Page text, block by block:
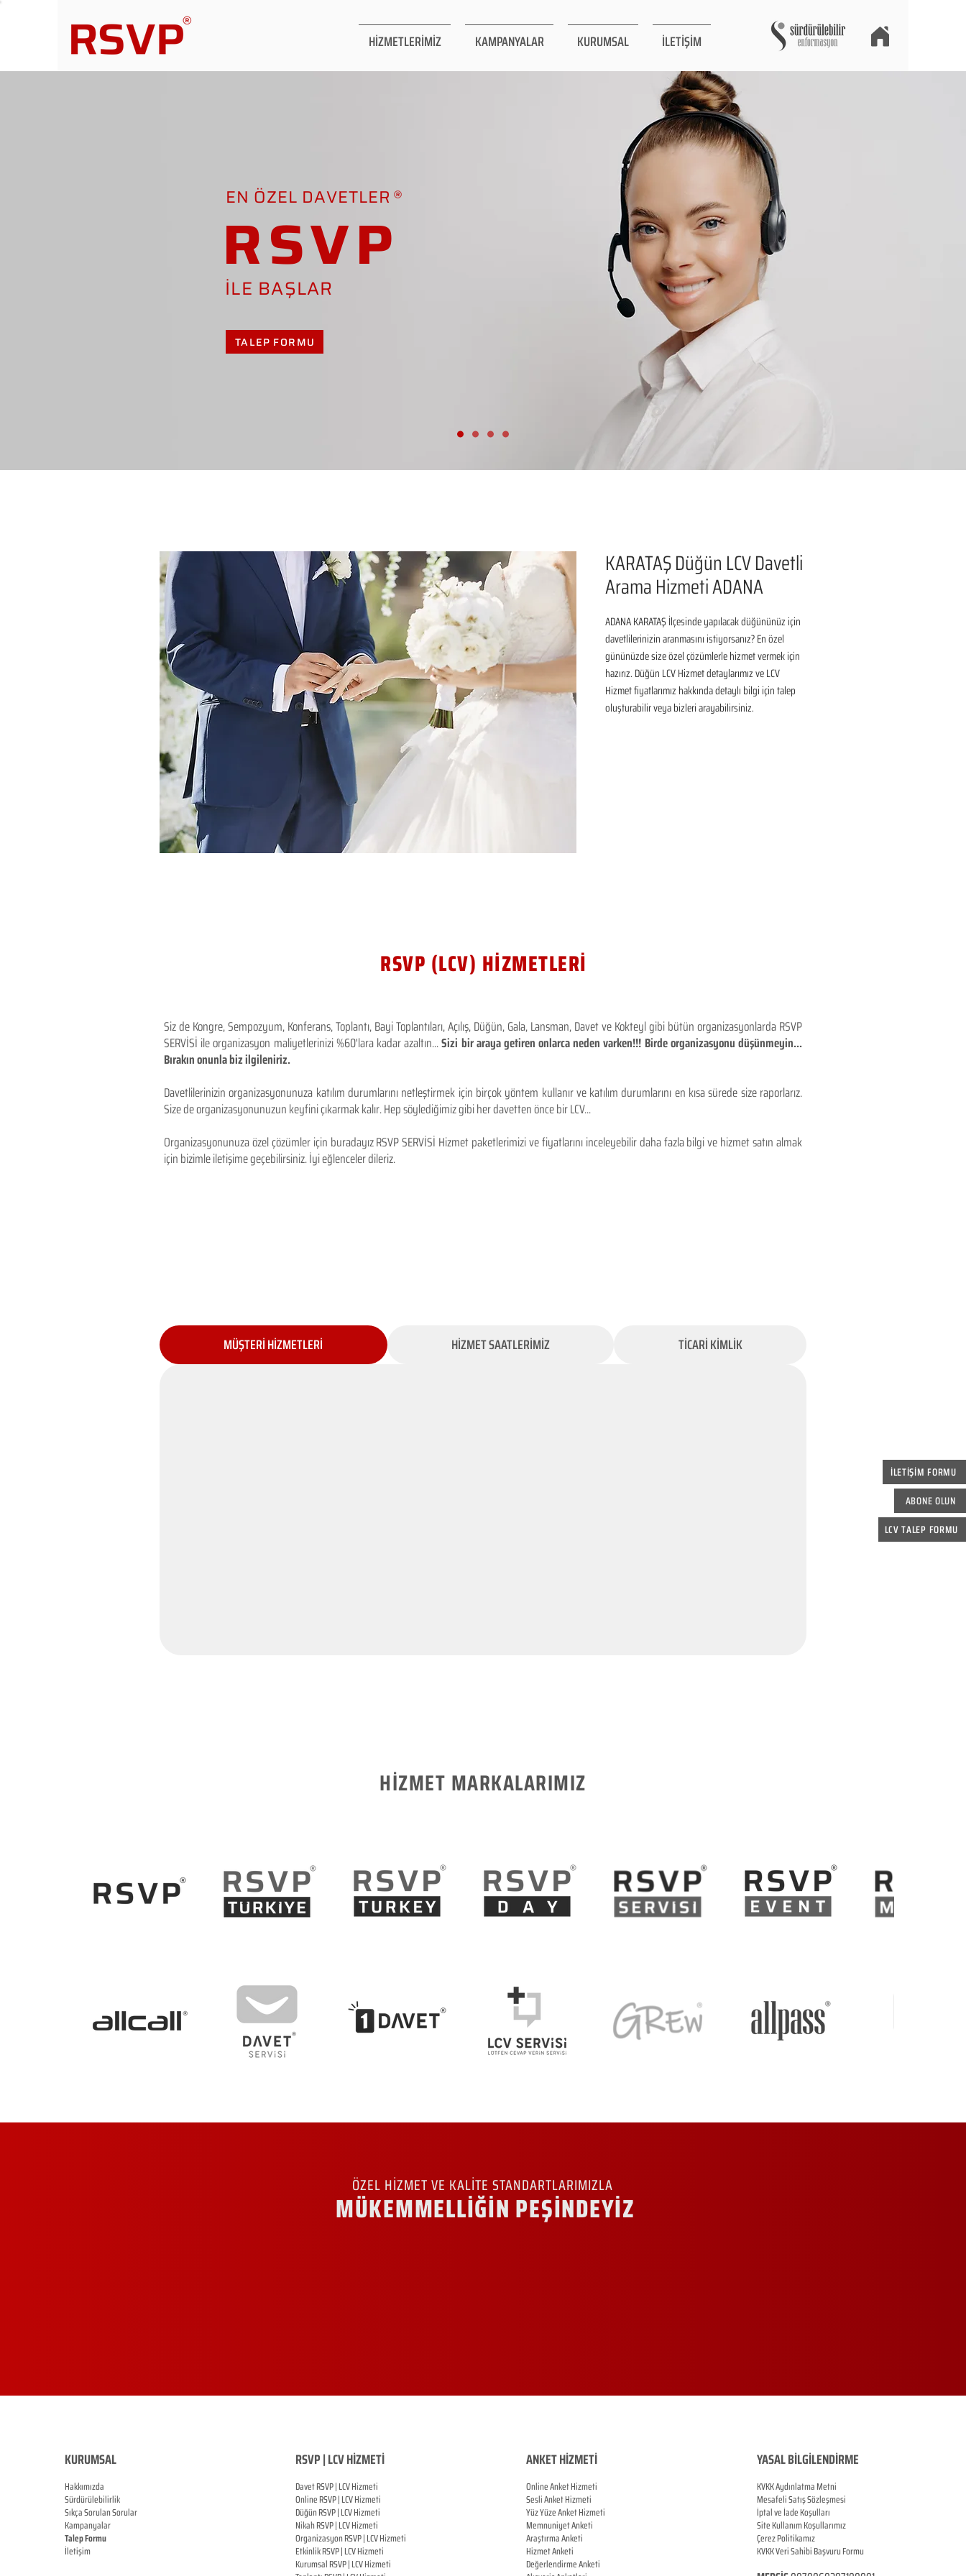
HİZMETLERİMİZ KAMPANYALAR KURUMSAL İLETİŞİM
İLETİŞİM FORMU
ABONE OLUN
LCV TALEP FORMU
EN ÖZEL DAVETLER
RSVP
İLE BAŞLAR
TALEP FORMU
KARATAŞ Düğün LCV Davetli
Arama Hizmeti ADANA
ADANA KARATAŞ İlçesinde yapılacak düğününüz için
davetlilerinizin aranmasını istiyorsanız? En özel
gününüzde size özel çözümlerle hizmet vermek için
hazırız. Düğün LCV Hizmet detaylarımız ve LCV
Hizmet fiyatlarımız hakkında detaylı bilgi için talep
oluşturabilir veya bizleri arayabilirsiniz.
RSVP (LCV) HİZMETLERİ
Siz de Kongre, Sempozyum, Konferans, Toplantı, Bayi Toplantıları, Açılış, Düğün, Gala, Lansman, Davet ve Kokteyl gibi bütün organizasyonlarda RSVP
SERVİSİ ile organizasyon maliyetlerinizi %60'lara kadar azaltın...Sizi bir araya getiren onlarca neden varken!!! Birde organizasyonu düşünmeyin...
Bırakın onunla biz ilgileniriz.
Davetlilerinizin organizasyonunuza katılım durumlarını netleştirmek için birçok yöntem kullanır ve katılım durumlarını en kısa sürede size raporlarız.
Size de organizasyonunuzun keyfini çıkarmak kalır. Hep söylediğimiz gibi her davetten önce bir LCV...
Organizasyonunuza özel çözümler için buradayız RSVP SERVİSİ Hizmet paketlerimizi ve fiyatlarını inceleyebilir daha fazla bilgi ve hizmet satın almak
için bizimle iletişime geçebilirsiniz. İyi eğlenceler dileriz.
MÜŞTERİ HİZMETLERİ HİZMET SAATLERİMİZ TİCARİ KİMLİK
HİZMET MARKALARIMIZ
ÖZEL HİZMET VE KALİTE STANDARTLARIMIZLA
MÜKEMMELLİĞİN PEŞİNDEYİZ
KURUMSAL
Hakkımızda
Sürdürülebilirlik
Sıkça Sorulan Sorular
Kampanyalar
Talep Formu
İletişim
RSVP | LCV HİZMETİ
Davet RSVP | LCV Hizmeti
OnlineRSVP |LCV Hizmeti
DüğünRSVP |LCV Hizmeti
NikahRSVP |LCV Hizmeti
OrganizasyonRSVP |LCV Hizmeti
EtkinlikRSVP |LCV Hizmeti
KurumsalRSVP |LCV Hizmeti
ANKET HİZMETİ
Online Anket Hizmeti
Sesli Anket Hizmeti
Yüz Yüze Anket Hizmeti
Memnuniyet Anketi
Araştırma Anketi
Hizmet Anketi
Değerlendirme Anketi
YASAL BİLGİLENDİRME
KVKK Aydınlatma Metni
Mesafeli Satış Sözleşmesi
İptal ve İade Koşulları
Site Kullanım Koşullarımız
Çerez Politikamız
KVKK Veri Sahibi Başvuru Formu